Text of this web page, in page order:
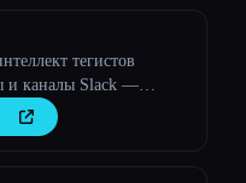
тегистов
и каналы Slack —